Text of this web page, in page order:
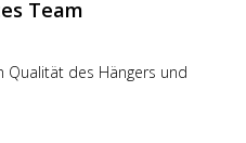
Team
Qualität des Hängers und